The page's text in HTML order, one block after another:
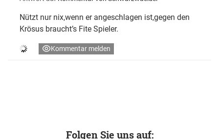
Nützt nur nix,wenn er angeschlagen ist,gegen den
Krösus braucht’s Fite Spieler.
Kommentar melden
Folgen Sie uns auf: